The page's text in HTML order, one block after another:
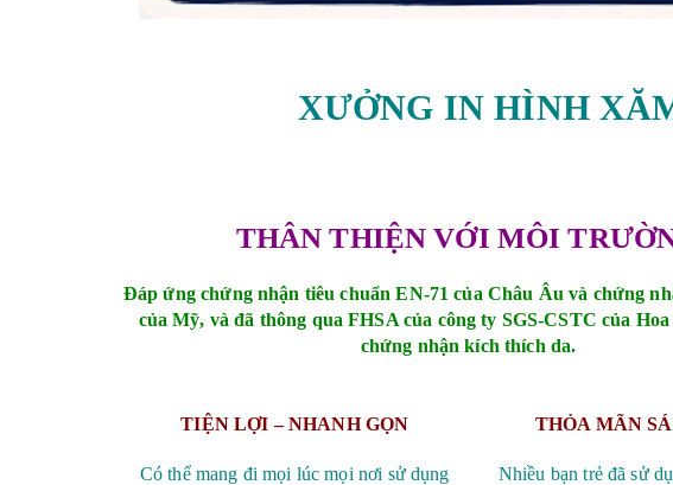
XƯỞNG IN HÌNH
THÂN THIỆN VỚI MÔI
Đáp ứng chứng nhận tiêu chuẩn EN-71 của Châu Âu và chứng
của Mỹ, và đã thông qua FHSA của công ty SGS-CSTC của
chứng nhận kích thích da.
TIỆN LỢI – NHANH GỌN
Có thể mang đi mọi lúc mọi nơi sử dụng
THỎA MÃN
Nhiều bạn trẻ đã sử